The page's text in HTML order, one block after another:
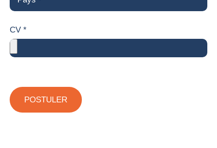
CV *
POSTULER